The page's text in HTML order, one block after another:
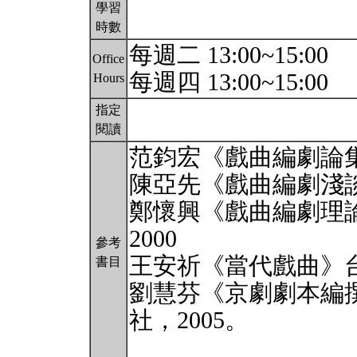
學習
時數
Office
Hours
每週二 13:00~15:00
每週四 13:00~15:00
指定
閱讀
參考
書目
范鈞宏《戲曲編劇論
陳亞先《戲曲編劇淺
鄭懷興《戲曲編劇理
2000
王安祈《當代戲曲》
劉慧芬《京劇劇本編
社，2005。